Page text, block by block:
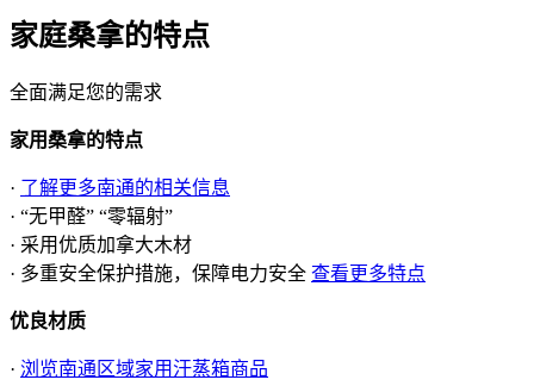
家庭桑拿的特点
全面满足您的需求
家用桑拿的特点
· 了解更多南通的相关信息
· “无甲醛” “零辐射”
· 采用优质加拿大木材
· 多重安全保护措施，保障电力安全 查看更多特点
优良材质
· 浏览南通区域家用汗蒸箱商品